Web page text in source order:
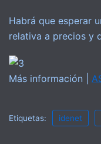
Habrá que esperar
relativa a precios y
Más información |
Etiquetas: idenet